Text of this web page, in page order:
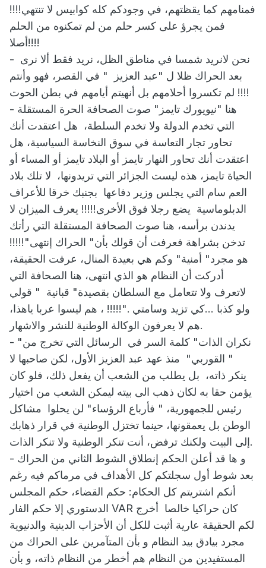
فمنامهم كما يقظتهم، في وجودكم كله كوابيس لا تنتهي!!!!
فمن يجرؤ على كسر حلم من لم تمكنوه من الحلم
أصلا!!!!
- نحن لانريد شمسا في مناطق الظل، نريد فقط ألا نرى
بعد الحراك ظلا ل "عبد العزيز " في القصر، فهو وأنتم
لم تكسروا أحلامهم بل أنهيتم أيامهم في بطن الحوت!!!!
- هنا "نيويورك تايمز" صوت الصحافة الحرة المستقلة
التي تخدم الدولة ولا تخدم السلطة، هل اعتقدت أنك
تحاور تجار التعاسة في سوق النخاسة السياسية، هل
اعتقدت أنك تحاور النهار تايمز أو البلاد تايمز أو المساء أو
الحياة تايمز، هذه ليست الجزائر التي تريدونها، لا تلك بلاد
العم سام التي يجلس وزير دفاعها بجنبك خرقا للأعراف
الدبلوماسية يضع رجلا فوق الأخرى!!!!! يعرف الميزان لا
يدندن برأسه، هنا صوت الصحافة المستقلة التي رأتك
تدخن بشراهة فعرفت أن قولك بأن" الحراك إنتهى"!!!!!
هو مجرد" أمنية" وكم هي بعيدة المنال، عرفت الحقيقة،
أدركت أن النظام هو الذي انتهى، هنا الصحافة التي
لاتعرف ولا تتعامل مع السلطان بقصيدة" قبانية " قولي
ولو كذبا ...كي تزيد وسامتي ."!!!!! ، هم ليسوا عربا ياهذا،
هم لا يعرفون الوكالة الوطنية للنشر والاشهار.
- "نكران الذات" كلمة السر في الرسائل التي تخرج من
" القوربي" منذ عهد عبد العزيز الأول، لكن صاحبها لا
ينكر ذاته، بل يطلب من الشعب أن يفعل ذلك، فلو كان
يؤمن حقا به لكان ذهب الى بيته ليمكن الشعب من اختيار
رئيس للجمهورية، " فأرباع الرؤساء" لن يحلوا مشاكل
الوطن بل يعمقونها، حينما تختزل الوطنية في قرار ذهابك
إلى البيت ولكنك ترفض، أنت تنكر الوطنية ولا تنكر الذات.
- و ها قد أعلن الحكم إنطلاق الشوط الثاني من الحراك
بعد شوط أول سجلتكم كل الأهداف في مرماكم فيه رغم
أنكم اشتريتم كل الحكام: حكم القضاء، حكم المجلس
الدستوري إلا حكم الفار VAR كان حراكيا خالصا أخرج
لكم الحقيقة عارية أثبت للكل أن الأحزاب الدينية والدنيوية
مجرد بيادق بيد النظام و بأن المتآمرين على الحراك من
المستفيدين من النظام هم أخطر من النظام ذاته، و بأن